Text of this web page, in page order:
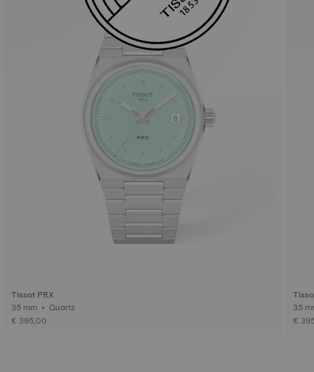
Tissot PRX
35 mm • Quartz
€ 395,00
€